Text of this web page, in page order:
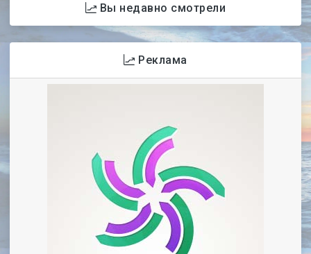
Вы недавно смотрели
Реклама